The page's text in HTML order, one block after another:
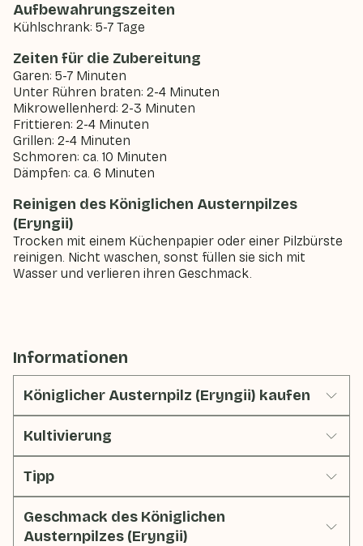
Aufbewahrungszeiten
Kühlschrank: 5-7 Tage
Zeiten für die Zubereitung
Garen: 5-7 Minuten
Unter Rühren braten: 2-4 Minuten
Mikrowellenherd: 2-3 Minuten
Frittieren: 2-4 Minuten
Grillen: 2-4 Minuten
Schmoren: ca. 10 Minuten
Dämpfen: ca. 6 Minuten
Reinigen des Königlichen Austernpilzes
(Eryngii)
Trocken mit einem Küchenpapier oder einer Pilzbürste
reinigen. Nicht waschen, sonst füllen sie sich mit
Wasser und verlieren ihren Geschmack.
Informationen
Königlicher Austernpilz (Eryngii) kaufen
Kultivierung
Tipp
Geschmack des Königlichen
Austernpilzes (Eryngii)